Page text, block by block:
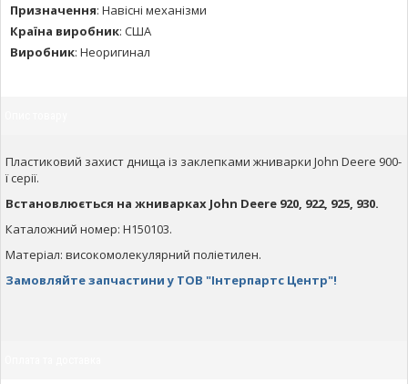
Призначення: Навісні механізми
Країна виробник: США
Виробник: Неоригинал
Пластиковий захист днища із заклепками жниварки John Deere 900-
ї серії.
Встановлюється на жниварках John Deere 920, 922, 925, 930.
Каталожний номер: H150103.
Матеріал: високомолекулярний поліетилен.
Замовляйте запчастини у ТОВ "Інтерпартс Центр"!